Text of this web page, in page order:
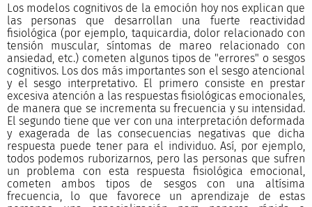
Los modelos cognitivos de la emoción hoy nos explican que
las personas que desarrollan una fuerte reactividad
fisiológica (por ejemplo, taquicardia, dolor relacionado con
tensión muscular, síntomas de mareo relacionado con
ansiedad, etc.) cometen algunos tipos de "errores" o sesgos
cognitivos. Los dos más importantes son el sesgo atencional
y el sesgo interpretativo. El primero consiste en prestar
excesiva atención a las respuestas fisiológicas emocionales,
de manera que se incrementa su frecuencia y su intensidad.
El segundo tiene que ver con una interpretación deformada
y exagerada de las consecuencias negativas que dicha
respuesta puede tener para el individuo. Así, por ejemplo,
todos podemos ruborizarnos, pero las personas que sufren
un problema con esta respuesta fisiológica emocional,
cometen ambos tipos de sesgos con una altísima
frecuencia, lo que favorece un aprendizaje de estas